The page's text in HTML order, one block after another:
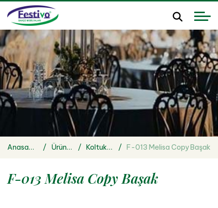
Anasayfa Ürünler Koltuklar F-013 Melisa Copy Başak
F-013 Melisa Copy Başak